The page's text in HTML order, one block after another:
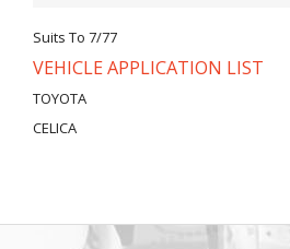
Suits To 7/77
VEHICLE APPLICATION LIST
TOYOTA
CELICA